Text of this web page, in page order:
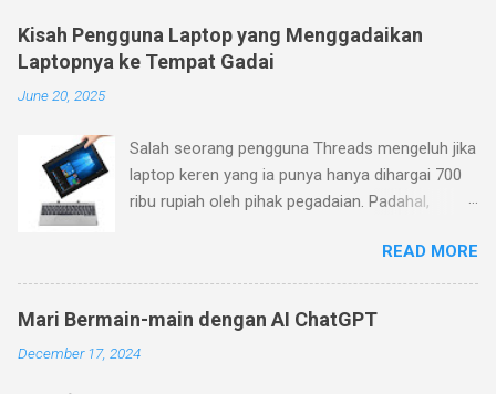
Kisah Pengguna Laptop yang Menggadaikan
Laptopnya ke Tempat Gadai
June 20, 2025
Salah seorang pengguna Threads mengeluh jika
laptop keren yang ia punya hanya dihargai 700
ribu rupiah oleh pihak pegadaian. Padahal,
jadul (pembelian Januari 2023), sementara ia
mengajukan barang ke pegadaian pada Januari
2024. Menurutnya, laptop yang ia beli memiliki
desain dan fitur yang keren (keyboard yang bisa
dilepas dan layar sentuh dengan warna mineral
READ MORE
Mari Bermain-main dengan AI ChatGPT
December 17, 2024